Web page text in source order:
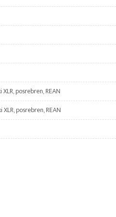
posrebren, REAN
XLR, posrebren, REAN